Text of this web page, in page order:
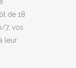
de 18
7, vos
leur